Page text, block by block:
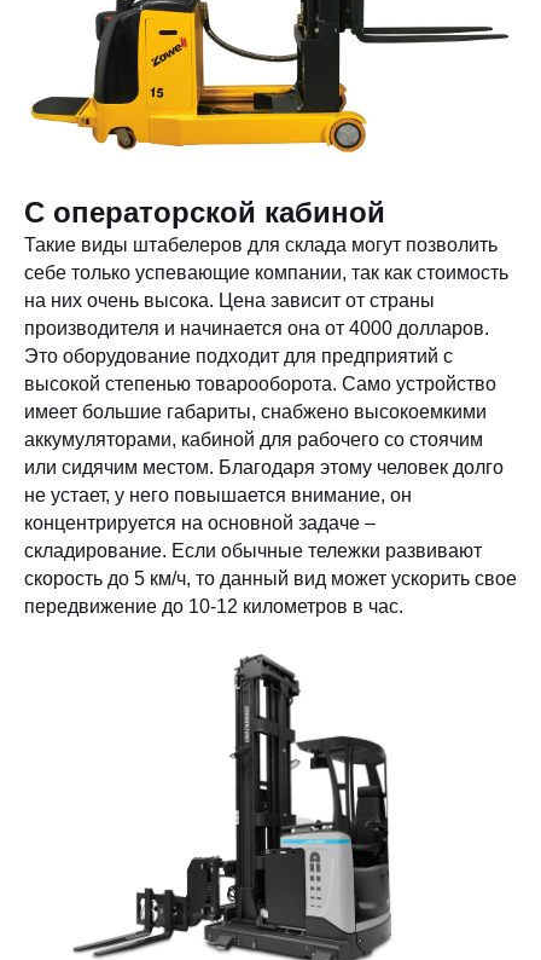
С операторской кабиной
Такие виды штабелеров для склада могут позволить
себе только успевающие компании, так как стоимость
на них очень высока. Цена зависит от страны
производителя и начинается она от 4000 долларов.
Это оборудование подходит для предприятий с
высокой степенью товарооборота. Само устройство
имеет большие габариты, снабжено высокоемкими
аккумуляторами, кабиной для рабочего со стоячим
или сидячим местом. Благодаря этому человек долго
не устает, у него повышается внимание, он
концентрируется на основной задаче –
складирование. Если обычные тележки развивают
скорость до 5 км/ч, то данный вид может ускорить свое
передвижение до 10-12 километров в час.